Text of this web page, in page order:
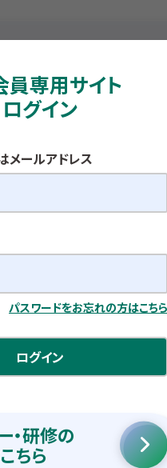
員専用サイト
ログイン
メールアドレス
パスワードをお忘れの方はこちら
ログイン
・研修の
ちら
国立公園志賀高原（長野県下
ジェクトの
下高井郡山